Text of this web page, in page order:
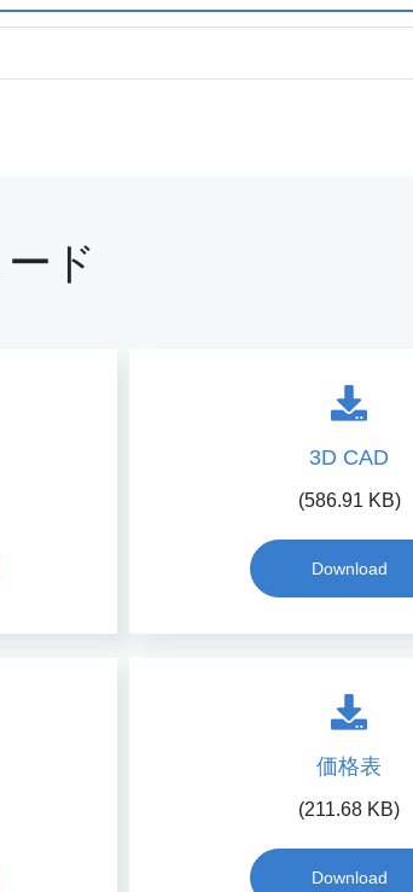
ド
3D CAD
(586.91 KB)
Download
価格表
(211.68 KB)
Download